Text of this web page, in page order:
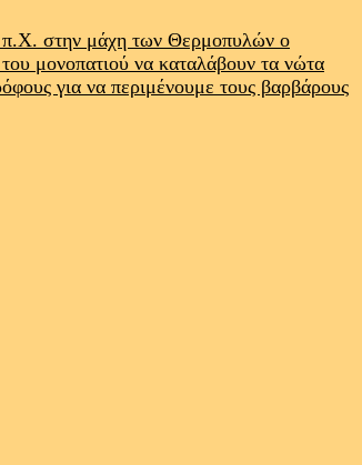
π.Χ. στην μάχη των Θερμοπυλών ο
μονοπατιού να καταλάβουν τα νώτα
για να περιμένουμε τους βαρβάρους